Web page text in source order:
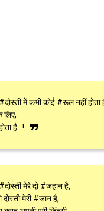
में कभी कोई #रूल नहीं होता
है...!
मेरे दो #जहान है,
मेरी #जान है,